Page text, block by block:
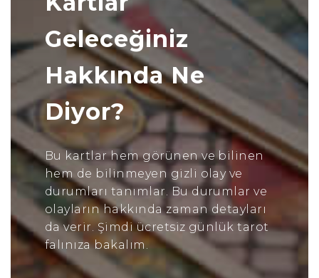
Geleceğiniz
Hakkında Ne
Diyor?
Bu kartlar hem görünen ve bilinen
hem de bilinmeyen gizli olay ve
durumları tanımlar. Bu durumlar ve
olayların hakkında zaman detayları
da verir. Şimdi ücretsiz günlük tarot
falınıza bakalım.